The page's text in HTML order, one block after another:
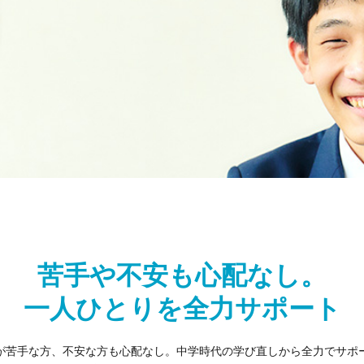
苦手や不安も心配なし。
一人ひとりを全力サポート
苦手な方、不安な方も心配なし。中学時代の学び直しから全力でサポ